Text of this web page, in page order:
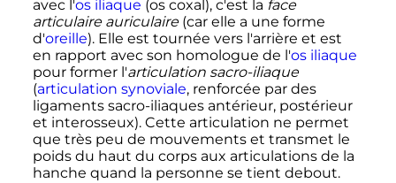
avec l'os iliaque (os coxal), c'est la face
articulaire auriculaire(car elle a une forme
d'oreille). Elle est tournée vers l'arrière et est
en rapport avec son homologue de l'os iliaque
pour former l'articulation sacro-iliaque
(articulation synoviale, renforcée par des
ligaments sacro-iliaques antérieur, postérieur
et interosseux). Cette articulation ne permet
que très peu de mouvements et transmet le
poids du haut du corps aux articulations de la
hanche quand la personne se tient debout.